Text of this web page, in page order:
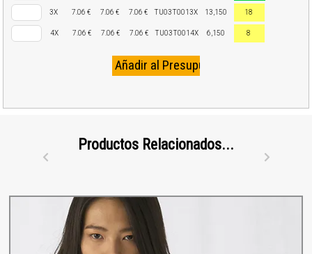
3X 7.06 € 7.06 € 7.06 € TU03T0013X 13,150 18
4X 7.06 € 7.06 € 7.06 € TU03T0014X 6,150 8
Productos Relacionados...